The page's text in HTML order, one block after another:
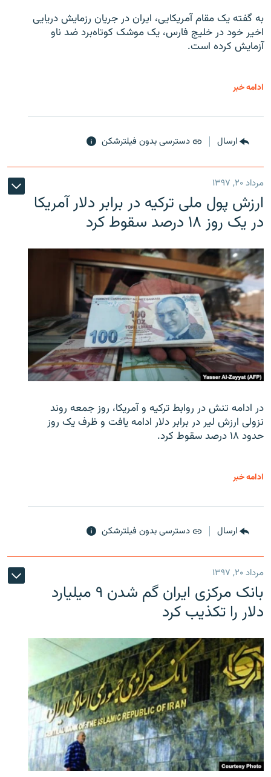
به گفته یک مقام آمریکایی، ایران در جریان رزمایش دریایی
اخیر خود در خلیج فارس، یک موشک کوتاه‌برد ضد ناو
آزمایش کرده است.
ادامه خبر
ارسال دسترسی بدون فیلترشکن
مرداد ۲۰, ۱۳۹۷
ارزش پول ملی ترکیه در برابر دلار آمریکا
در یک روز ۱۸ درصد سقوط کرد
در ادامه تنش در روابط ترکیه و آمریکا، روز جمعه روند
نزولی ارزش لیر در برابر دلار ادامه یافت و ظرف یک روز
حدود ۱۸ درصد سقوط کرد.
ادامه خبر
ارسال دسترسی بدون فیلترشکن
مرداد ۲۰, ۱۳۹۷
بانک مرکزی ایران گم شدن ۹ میلیارد
دلار را تکذیب کرد